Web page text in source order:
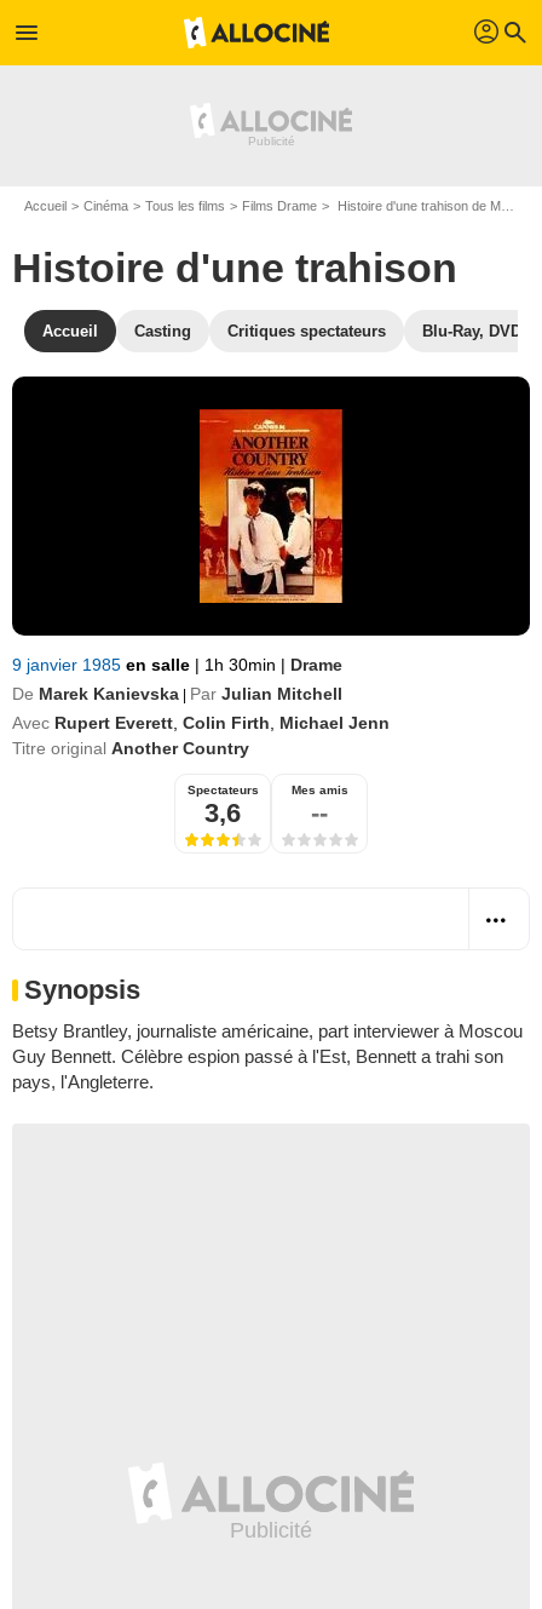
menu profil search
Accueil Cinéma Tous les films Films Drame Histoire d'une trahison de Marek Kanievska
Histoire d'une trahison
Accueil Casting Critiques spectateurs Blu-Ray, DVD
9 janvier 1985 en salle | 1h 30min | Drame
De Marek Kanievska Par Julian Mitchell
Avec Rupert Everett Colin Firth
Michael Jenn
Titre original Another Country
Spectateurs
3,6
Mes amis
--
Synopsis
Betsy Brantley, journaliste américaine, part interviewer à Moscou
Guy Bennett. Célèbre espion passé à l'Est, Bennett a trahi son
pays, l'Angleterre.